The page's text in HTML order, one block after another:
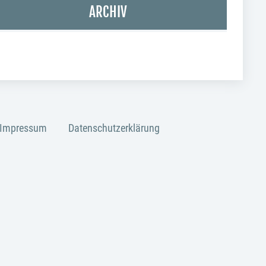
ARCHIV
Impressum Datenschutzerklärung